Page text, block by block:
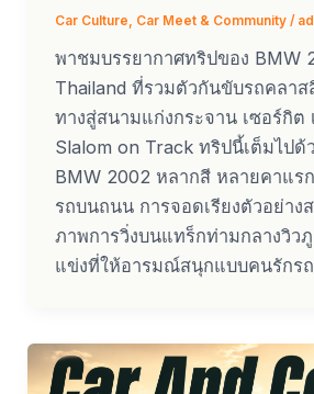
Car Culture, Car Meet & Community/
พาชมบรรยากาศทริปของ BMW
Thailand ที่รวมตัวกันขับรถคลาส
ทางสู่สนามแก่งกระจาน เซอร์กิต
Slalom on Track ทริปนี้เต็มไปด้
BMW 2002 หลากสี หลายคาแร
รถบนถนน การจอดเรียงตัวอย่าง
ภาพการวิ่งบนแทร็กท่ามกลางวิว
แข่งที่ให้อารมณ์สนุกแบบคนรักร